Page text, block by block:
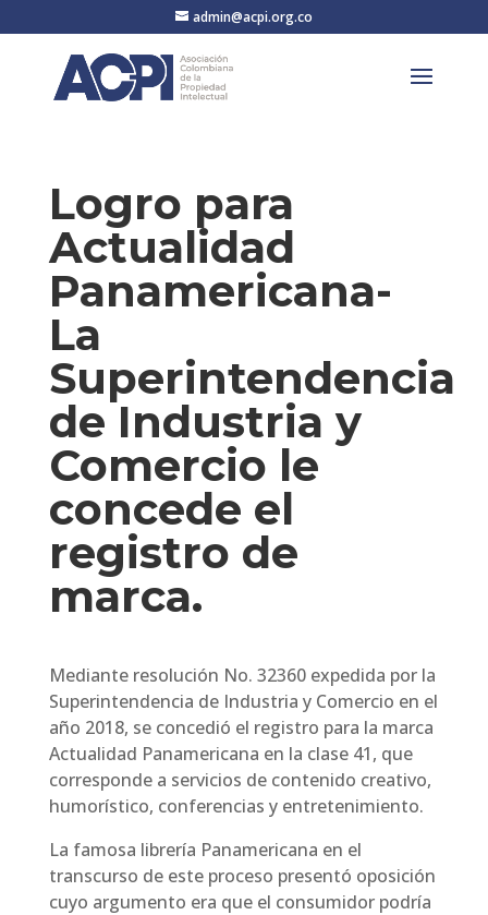
admin@acpi.org.co
Logro para
Actualidad
Panamericana-
La
Superintendencia
de Industria y
Comercio le
concede el
registro de
marca.
Mediante resolución No. 32360 expedida por la
Superintendencia de Industria y Comercio en el
año 2018, se concedió el registro para la marca
Actualidad Panamericana en la clase 41, que
corresponde a servicios de contenido creativo,
humorístico, conferencias y entretenimiento.
La famosa librería Panamericana en el
transcurso de este proceso presentó oposición
cuyo argumento era que el consumidor podría